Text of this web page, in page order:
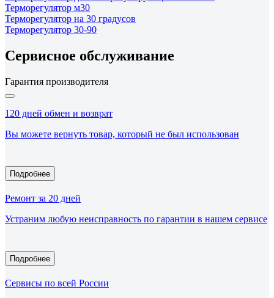
Терморегулятор м30
Терморегулятор на 30 градусов
Терморегулятор 30-90
Сервисное обслуживание
Гарантия производителя
120 дней обмен и возврат
Вы можете вернуть товар, который не был использован
Подробнее
Ремонт за 20 дней
Устраним любую неисправность по гарантии в нашем сервисе
Подробнее
Сервисы по всей России